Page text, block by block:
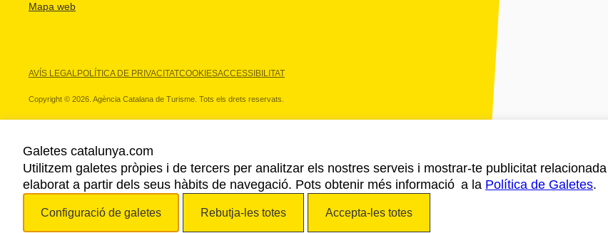
Mapa web
AVÍS LEGALPOLÍTICA DE PRIVACITATCOOKIESACCESSIBILITAT
Copyright © 2026. Agència Catalana de Turisme. Tots els drets reservats.
ELS NOSTRES PARTNERS
Galetes catalunya.com
Utilitzem galetes pròpies i de tercers per analitzar els nostres serveis i mostrar-te publicitat
elaborat a partir dels seus hàbits de navegació. Pots obtenir més informació a la Política de Galetes.
Configuració de galetes Rebutja-les totes Accepta-les totes